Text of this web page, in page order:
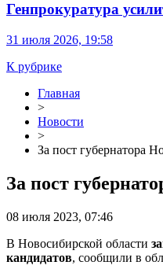
Генпрокуратура
31 июля 2026, 19:58
К рубрике
Главная
>
Новости
>
За пост губернатора
За пост
08 июля 2023, 07:46
В Новосибирской области
кандидатов, сообщили в